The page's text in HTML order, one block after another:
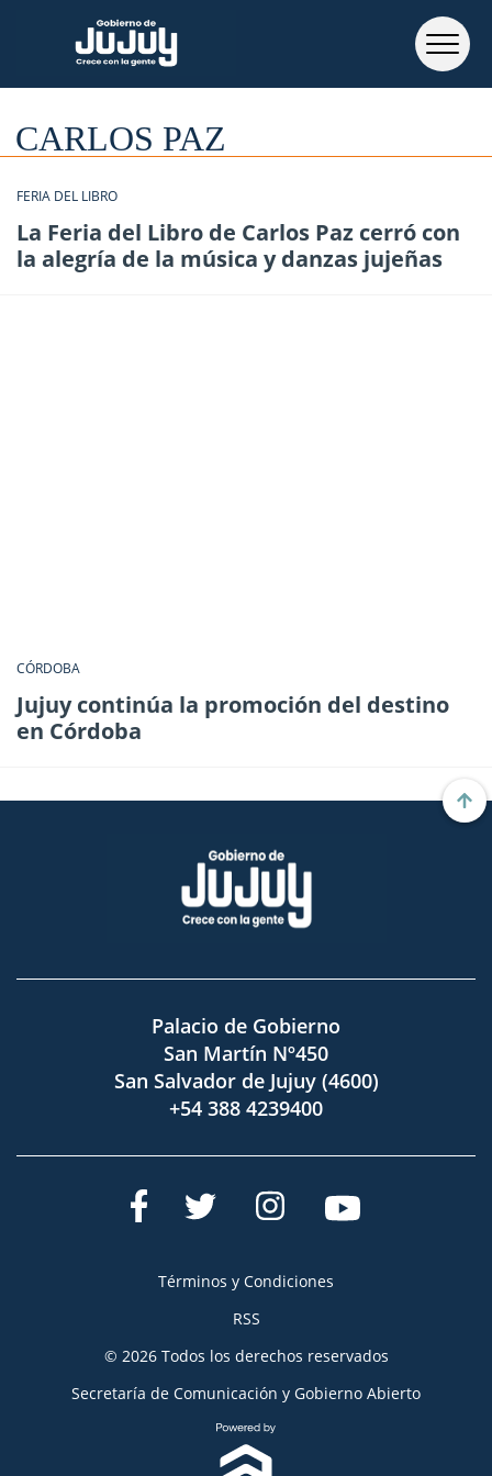
CARLOS PAZ
FERIA DEL LIBRO
La Feria del Libro de Carlos Paz cerró con
la alegría de la música y danzas jujeñas
CÓRDOBA
Jujuy continúa la promoción del destino
en Córdoba
Palacio de Gobierno
San Martín Nº450
San Salvador de Jujuy (4600)
+54 388 4239400
Términos y Condiciones
RSS
© 2026 Todos los derechos reservados
Secretaría de Comunicación y Gobierno Abierto